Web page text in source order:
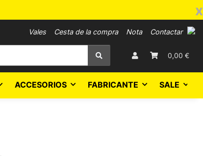
x
Vales Cesta de la compra Nota Contactar
0,00 €
ACCESORIOS FABRICANTE SALE